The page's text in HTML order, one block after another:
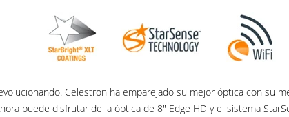
Celestron ha emparejado su mejor óptica con su
puede disfrutar de la óptica de 8" Edge HD y el sistema